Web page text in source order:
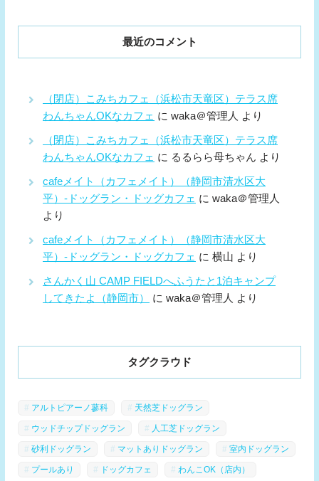
最近のコメント
（閉店）こみちカフェ（浜松市天竜区）テラス席
わんちゃんOKなカフェ に waka＠管理人 より
（閉店）こみちカフェ（浜松市天竜区）テラス席
わんちゃんOKなカフェ に るるらら母ちゃん より
cafeメイト（カフェメイト）（静岡市清水区大
平）-ドッグラン・ドッグカフェ に waka＠管理人
より
cafeメイト（カフェメイト）（静岡市清水区大
平）-ドッグラン・ドッグカフェ に 横山 より
さんかく山 CAMP FIELDへふうたと1泊キャンプ
してきたよ（静岡市）
に waka＠管理人 より
タグクラウド
アルトピアーノ蓼科 天然芝ドッグラン
ウッドチップドッグラン 人工芝ドッグラン
砂利ドッグラン マットありドッグラン 室内ドッグラン
プールあり ドッグカフェ わんこOK（店内）